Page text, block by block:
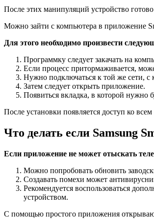
После этих манипуляций устройство готово
Можно зайти с компьютера в приложение
Для этого необходимо произвести
Программку следует закачать на
Если процесс притормаживается,
Нужно подключаться к той же сети, с
Затем следует открыть приложение.
Появиться вкладка, в которой нужно
После установки появляется доступ ко
Что делать если Samsung
Если приложение не может отыскать
Можно попробовать обновить
Создавать помехи может
Рекомендуется воспользоваться
устройством.
С помощью простого приложения